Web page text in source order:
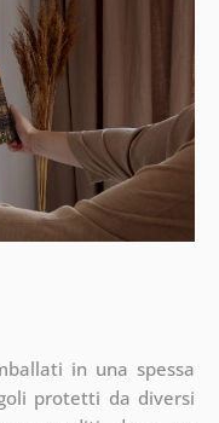
in una spessa
protetti da diversi